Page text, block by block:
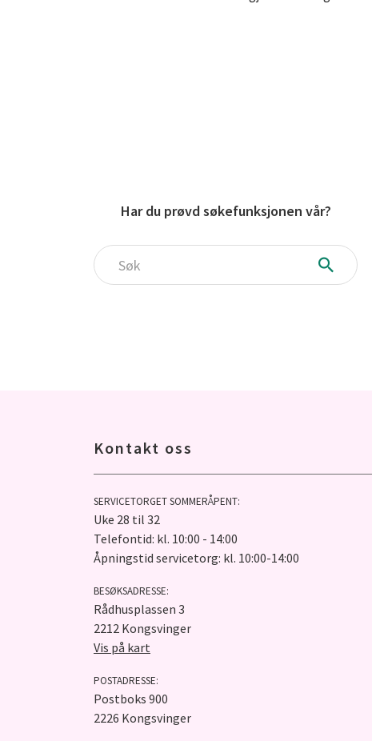
Har du prøvd søkefunksjonen vår?
Søk
Kontakt oss
SERVICETORGET SOMMERÅPENT:
Uke 28 til 32
Telefontid: kl. 10:00 - 14:00
Åpningstid servicetorg: kl. 10:00-14:00
BESØKSADRESSE:
Rådhusplassen 3
2212 Kongsvinger
Vis på kart
POSTADRESSE:
Postboks 900
2226 Kongsvinger